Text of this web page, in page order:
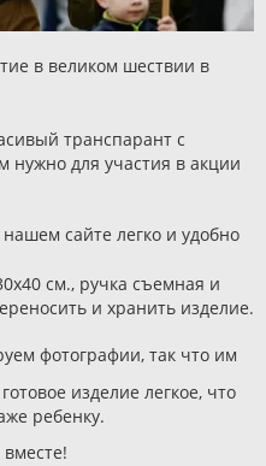
в великом шествии в
транспарант с
нужно для участия в акции
сайте легко и удобно
см., ручка съемная и
и хранить изделие.
фотографии, так что им
изделие легкое, что
ребенку.